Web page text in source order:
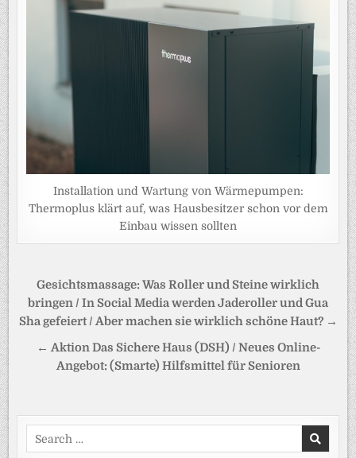
Installation und Wartung von Wärmepumpen:
Thermoplus klärt auf, was Hausbesitzer schon vor dem
Einbau wissen sollten
Beitragsnavigation
Gesichtsmassage: Was Roller und Steine wirklich
bringen / In Social Media werden Jaderoller und Gua
Sha gefeiert / Aber machen sie wirklich schöne Haut? →
← Aktion Das Sichere Haus (DSH) / Neues Online-
Angebot: (Smarte) Hilfsmittel für Senioren
Search
for: